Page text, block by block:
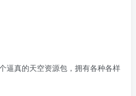
逼真的天空资源包，拥有各种各样